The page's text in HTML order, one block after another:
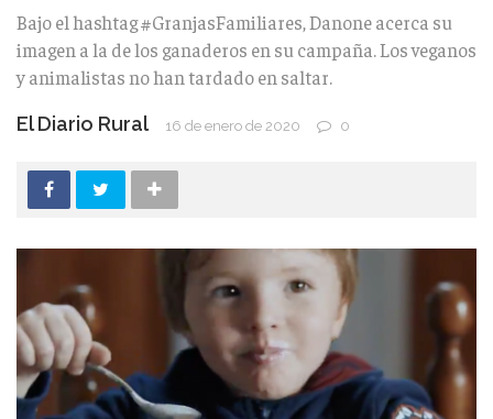
Bajo el hashtag #GranjasFamiliares, Danone acerca su
imagen a la de los ganaderos en su campaña. Los veganos
y animalistas no han tardado en saltar.
El Diario Rural 16 de enero de 2020 0